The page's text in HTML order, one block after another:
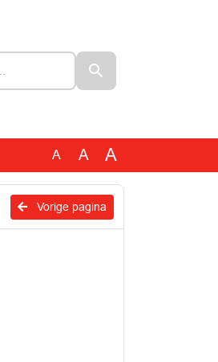
A A A
Vorige pagina